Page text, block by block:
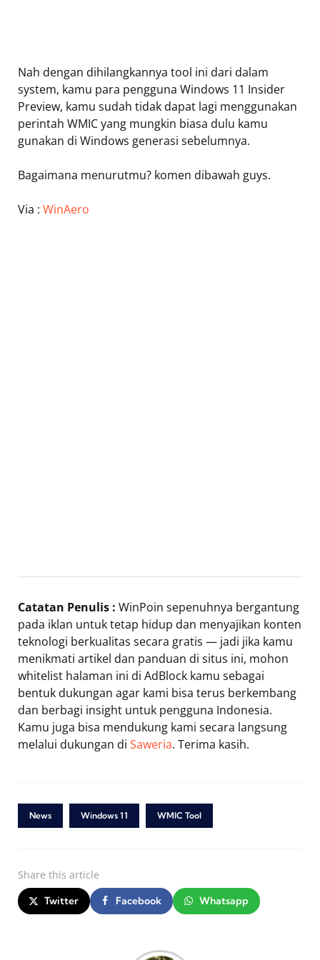
Nah dengan dihilangkannya tool ini dari dalam
system, kamu para pengguna Windows 11 Insider
Preview, kamu sudah tidak dapat lagi menggunakan
perintah WMIC yang mungkin biasa dulu kamu
gunakan di Windows generasi sebelumnya.
Bagaimana menurutmu? komen dibawah guys.
Via : WinAero
Catatan Penulis : WinPoin sepenuhnya bergantung
pada iklan untuk tetap hidup dan menyajikan konten
teknologi berkualitas secara gratis — jadi jika kamu
menikmati artikel dan panduan di situs ini, mohon
whitelist halaman ini di AdBlock kamu sebagai
bentuk dukungan agar kami bisa terus berkembang
dan berbagi insight untuk pengguna Indonesia.
Kamu juga bisa mendukung kami secara langsung
melalui dukungan di Saweria. Terima kasih.
News Windows 11 WMIC Tool
Share this article
Twitter Facebook Whatsapp